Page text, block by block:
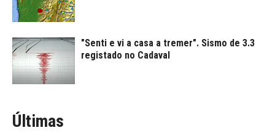
"Senti e vi a casa a tremer". Sismo de 3.3
registado no Cadaval
Últimas